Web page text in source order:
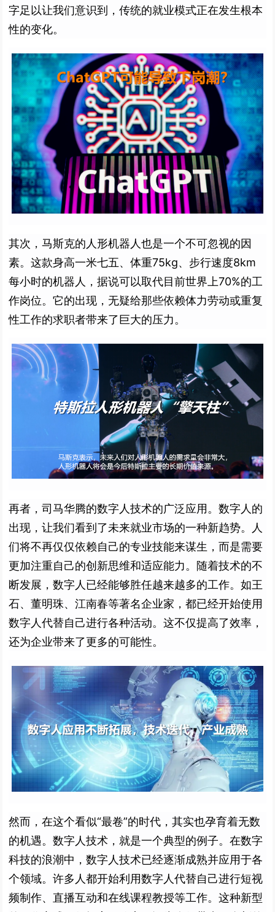
字足以让我们意识到，传统的就业模式正在发生根本
性的变化。
其次，马斯克的人形机器人也是一个不可忽视的因
素。这款身高一米七五、体重75kg、步行速度8km
每小时的机器人，据说可以取代目前世界上70%的工
作岗位。它的出现，无疑给那些依赖体力劳动或重复
性工作的求职者带来了巨大的压力。
再者 ，司马华腾的数字人技术的广泛应用。数字人的
出现，让我们看到了未来就业市场的一种新趋势。
人
们将不再仅仅依赖自己的专业技能来谋生，而是需要
更加注重自己的创新思维和适应能力。 随着技术的不
断发展，数字人已经能够胜任越来越多的工作。如王
石、董明珠、江南春等著名企业家，都已经开始使用
数字人代替自己进行各种活动。这不仅提高了效率，
还为企业带来了更多的可能性。
然而，在这个看似“最卷”的时代，其实也孕育着无数
的机遇。数字人技术，就是一个典型的例子。在数字
科技的浪潮中，数字人技术已经逐渐成熟并应用于各
个领域。许多人都开始利用数字人代替自己进行短视
频制作、直播互动和在线课程教授等工作。这种新型